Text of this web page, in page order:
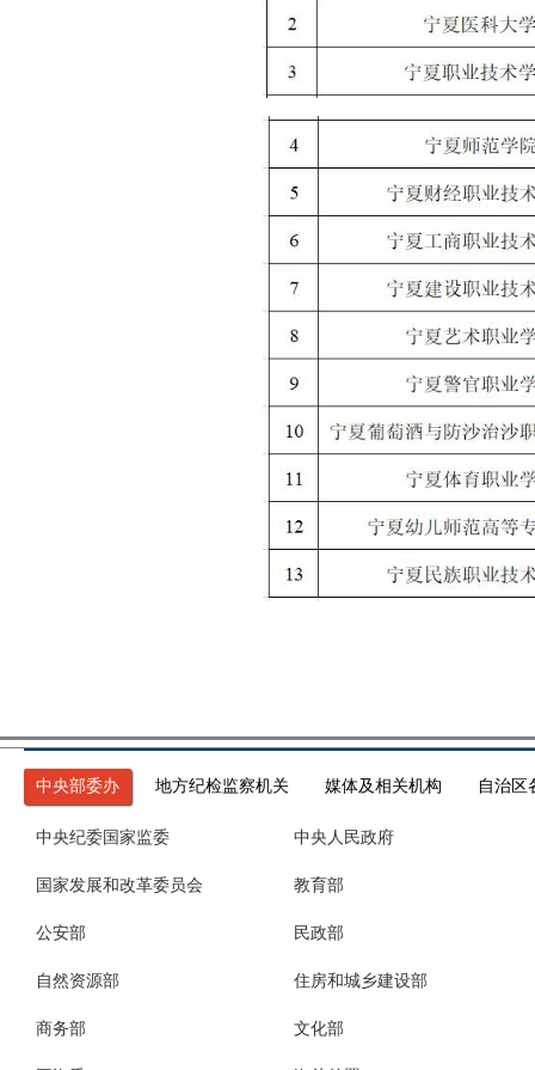
中央部委办 地方纪检监察机关 媒体及相关机构 自治区
中央纪委国家监委 中央人民政府
国家发展和改革委员会 教育部
公安部 民政部
自然资源部 住房和城乡建设部
商务部 文化部